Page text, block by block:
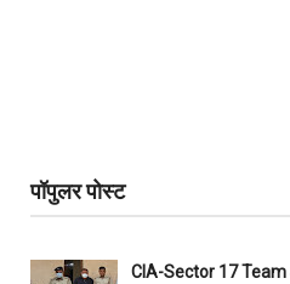
पॉपुलर पोस्ट
CIA-Sector 17